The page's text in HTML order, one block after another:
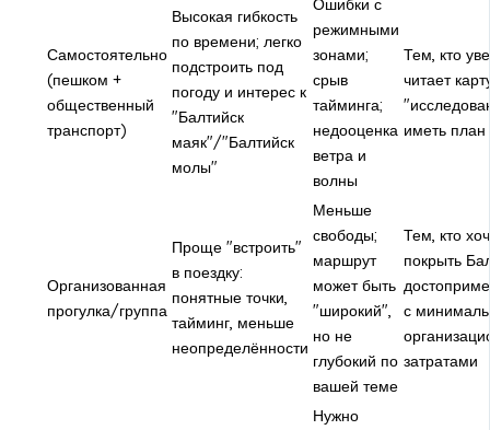
Самостоятельно
(пешком +
общественный
транспорт)
Высокая гибкость
по времени; легко
подстроить под
погоду и интерес к
"Балтийск
маяк"/"Балтийск
молы"
Ошибки с
режимными
зонами;
срыв
тайминга;
недооценка
ветра и
волны
Тем, кто
читает
иметь план
Организованная
прогулка/группа
Проще "встроить"
в поездку:
понятные точки,
тайминг, меньше
неопределённости
Меньше
свободы;
маршрут
может быть
"широкий",
но не
глубокий по
вашей теме
Тем, кто
покрыть
с
затратами
Нужно